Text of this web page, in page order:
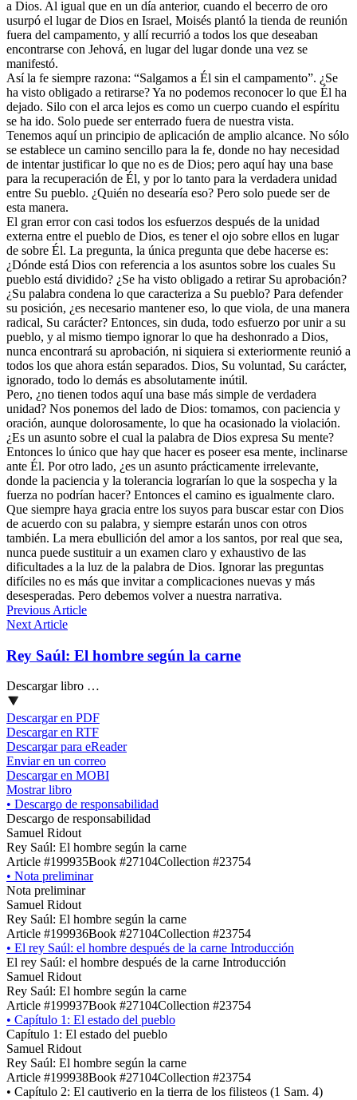
a Dios. Al igual que en un día anterior, cuando el becerro de oro
usurpó el lugar de Dios en Israel, Moisés plantó la tienda de reunión
fuera del campamento, y allí recurrió a todos los que deseaban
encontrarse con Jehová, en lugar del lugar donde una vez se
manifestó.
Así la fe siempre razona: “Salgamos a Él sin el campamento”. ¿Se
ha visto obligado a retirarse? Ya no podemos reconocer lo que Él ha
dejado. Silo con el arca lejos es como un cuerpo cuando el espíritu
se ha ido. Solo puede ser enterrado fuera de nuestra vista.
Tenemos aquí un principio de aplicación de amplio alcance. No sólo
se establece un camino sencillo para la fe, donde no hay necesidad
de intentar justificar lo que no es de Dios; pero aquí hay una base
para la recuperación de Él, y por lo tanto para la verdadera unidad
entre Su pueblo. ¿Quién no desearía eso? Pero solo puede ser de
esta manera.
El gran error con casi todos los esfuerzos después de la unidad
externa entre el pueblo de Dios, es tener el ojo sobre ellos en lugar
de sobre Él. La pregunta, la única pregunta que debe hacerse es:
¿Dónde está Dios con referencia a los asuntos sobre los cuales Su
pueblo está dividido? ¿Se ha visto obligado a retirar Su aprobación?
¿Su palabra condena lo que caracteriza a Su pueblo? Para defender
su posición, ¿es necesario mantener eso, lo que viola, de una manera
radical, Su carácter? Entonces, sin duda, todo esfuerzo por unir a su
pueblo, y al mismo tiempo ignorar lo que ha deshonrado a Dios,
nunca encontrará su aprobación, ni siquiera si exteriormente reunió a
todos los que ahora están separados. Dios, Su voluntad, Su carácter,
ignorado, todo lo demás es absolutamente inútil.
Pero, ¿no tienen todos aquí una base más simple de verdadera
unidad? Nos ponemos del lado de Dios: tomamos, con paciencia y
oración, aunque dolorosamente, lo que ha ocasionado la violación.
¿Es un asunto sobre el cual la palabra de Dios expresa Su mente?
Entonces lo único que hay que hacer es poseer esa mente, inclinarse
ante Él. Por otro lado, ¿es un asunto prácticamente irrelevante,
donde la paciencia y la tolerancia lograrían lo que la sospecha y la
fuerza no podrían hacer? Entonces el camino es igualmente claro.
Que siempre haya gracia entre los suyos para buscar estar con Dios
de acuerdo con su palabra, y siempre estarán unos con otros
también. La mera ebullición del amor a los santos, por real que sea,
nunca puede sustituir a un examen claro y exhaustivo de las
dificultades a la luz de la palabra de Dios. Ignorar las preguntas
difíciles no es más que invitar a complicaciones nuevas y más
desesperadas. Pero debemos volver a nuestra narrativa.
Previous Article
Next Article
Rey Saúl: El hombre según la carne
Descargar libro …
Descargar en PDF
Descargar en RTF
Descargar para eReader
Enviar en un correo
Descargar en MOBI
Mostrar libro
• Descargo de responsabilidad
Descargo de responsabilidad
Samuel Ridout
Rey Saúl: El hombre según la carne
Article #199935Book #27104Collection #23754
• Nota preliminar
Nota preliminar
Samuel Ridout
Rey Saúl: El hombre según la carne
Article #199936Book #27104Collection #23754
• El rey Saúl: el hombre después de la carne Introducción
El rey Saúl: el hombre después de la carne Introducción
Samuel Ridout
Rey Saúl: El hombre según la carne
Article #199937Book #27104Collection #23754
• Capítulo 1: El estado del pueblo
Capítulo 1: El estado del pueblo
Samuel Ridout
Rey Saúl: El hombre según la carne
Article #199938Book #27104Collection #23754
• Capítulo 2: El cautiverio en la tierra de los filisteos (1 Sam. 4)